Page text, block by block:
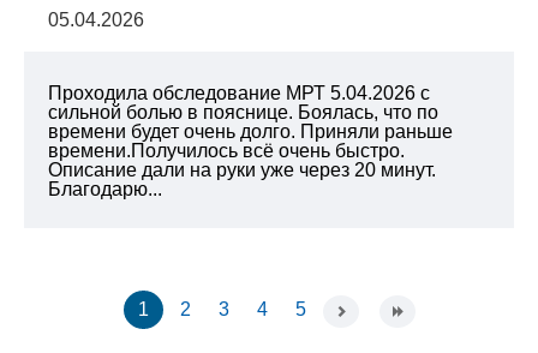
05.04.2026
Проходила обследование МРТ 5.04.2026 с
сильной болью в пояснице. Боялась, что по
времени будет очень долго. Приняли раньше
времени.Получилось всё очень быстро.
Описание дали на руки уже через 20 минут.
Благодарю...
1 2 3 4 5